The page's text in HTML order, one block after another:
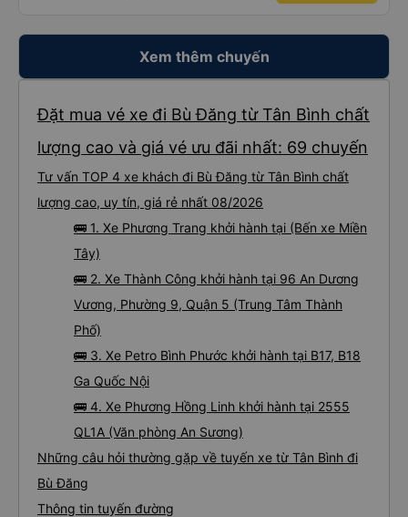
Xem thêm chuyến
Đặt mua vé xe đi Bù Đăng từ Tân Bình chất
lượng cao và giá vé ưu đãi nhất: 69 chuyến
Tư vấn TOP 4 xe khách đi Bù Đăng từ Tân Bình chất
lượng cao, uy tín, giá rẻ nhất 08/2026
🚌 1. Xe Phương Trang khởi hành tại (Bến xe Miền
Tây)
🚌 2. Xe Thành Công khởi hành tại 96 An Dương
Vương, Phường 9, Quận 5 (Trung Tâm Thành
Phố)
🚌 3. Xe Petro Bình Phước khởi hành tại B17, B18
Ga Quốc Nội
🚌 4. Xe Phương Hồng Linh khởi hành tại 2555
QL1A (Văn phòng An Sương)
Những câu hỏi thường gặp về tuyến xe từ Tân Bình đi
Bù Đăng
Thông tin tuyến đường